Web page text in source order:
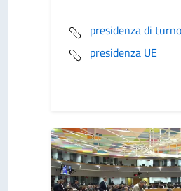
presidenza di turno
presidenza UE